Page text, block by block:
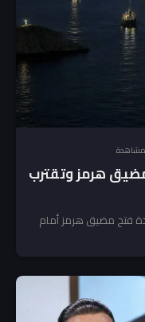
فتح مضيق هرمز وتقترب
فتح مضيق هرمز أمام